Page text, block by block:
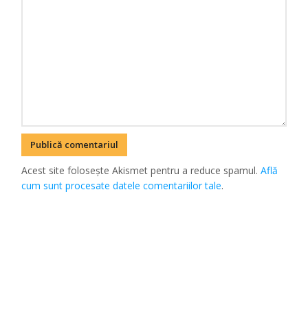
Acest site folosește Akismet pentru a reduce spamul.Află
cum sunt procesate datele comentariilor tale.